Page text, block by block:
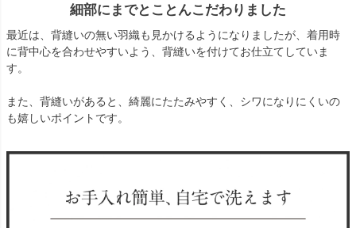
細部にまでとことんこだわりました
最近は、背縫いの無い羽織も見かけるようになりましたが、着用時
に背中心を合わせやすいよう、背縫いを付けてお仕立てしていま
す。
また、背縫いがあると、綺麗にたたみやすく、シワになりにくいの
も嬉しいポイントです。